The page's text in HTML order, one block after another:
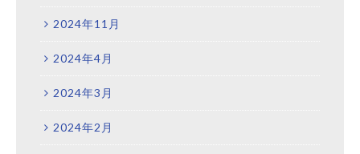
2024年11月
2024年4月
2024年3月
2024年2月